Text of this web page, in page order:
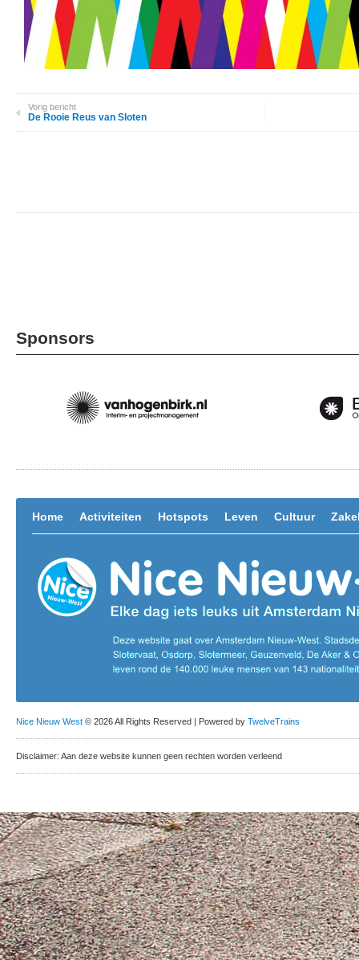
Vorig bericht
De Rooie Reus van Sloten
Sponsors
Home Activiteiten Hotspots Leven Cultuur
Nice Nieuw West © 2026 All Rights Reserved | Powered by TwelveTrains
Disclaimer: Aan deze website kunnen geen rechten worden verleend